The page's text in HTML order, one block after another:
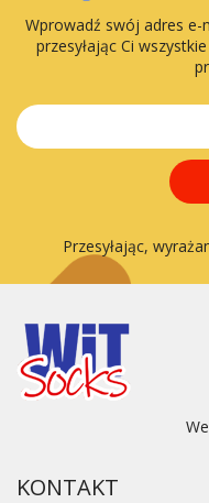
Wprowadź swój adres
przesyłając Ci
Przesyłając,
KONTAKT